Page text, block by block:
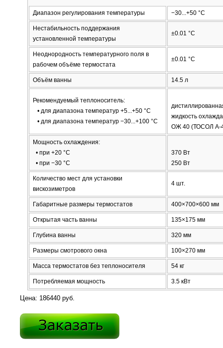
Диапазон регулирования температуры −30...+50 °С
Нестабильность поддержания
установленной температуры
±0.01 °С
Неоднородность температурного поля в
рабочем объёме термостата
±0.01 °С
Объём ванны 14.5 л
Рекомендуемый теплоноситель:
• для диапазона температур +5...+50 °С
• для диапазона температур −30...+100 °С
жидкость
ОЖ 40 (ТОСОЛ А-
Мощность охлаждения:
• при +20 °C
• при −30 °C
370 Вт
250 Вт
Количество мест для установки
вискозиметров
4 шт.
Габаритные размеры термостатов 400×700×600 мм
Открытая часть ванны 135×175 мм
Глубина ванны 320 мм
Размеры смотрового окна 100×270 мм
Масса термостатов без теплоносителя 54 кг
Потребляемая мощность 3.5 кВт
Цена: 186440 руб.